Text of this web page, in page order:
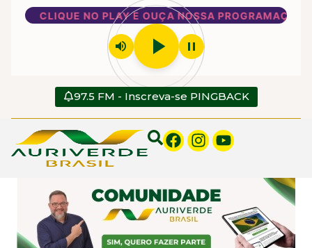
CLIQUE NO PLAY E OUÇA NOSSA PROGRAMAÇÃO
volume_up play_arrow pause
97.5 FM - Inscreva-se PINGBACK